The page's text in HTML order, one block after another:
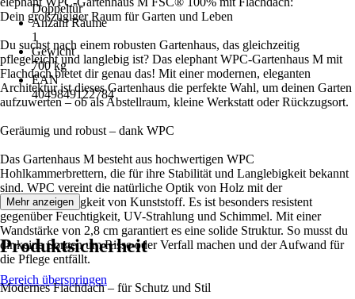
Doppeltür
Anzahl Räume
1
Gewicht
700 kg
EAN
4049849122784
Dein großzügiger Raum für Garten und Leben
Du suchst nach einem robusten Gartenhaus, das gleichzeitig
pflegeleicht und langlebig ist? Das elephant WPC-Gartenhaus M mit
Flachdach bietet dir genau das! Mit einer modernen, eleganten
Architektur ist dieses Gartenhaus die perfekte Wahl, um deinen Garten
aufzuwerten – ob als Abstellraum, kleine Werkstatt oder Rückzugsort.
Geräumig und robust – dank WPC
Das Gartenhaus M besteht aus hochwertigen WPC
Hohlkammerbrettern, die für ihre Stabilität und Langlebigkeit bekannt
sind. WPC vereint die natürliche Optik von Holz mit der
Widerstandsfähigkeit von Kunststoff. Es ist besonders resistent
gegenüber Feuchtigkeit, UV-Strahlung und Schimmel. Mit einer
Wandstärke von 2,8 cm garantiert es eine solide Struktur. So musst du
dir keine Sorgen um Risse oder Verfall machen und der Aufwand für
die Pflege entfällt.
Modernes Flachdach – für Schutz und Stil
Mehr anzeigen
Produktsicherheit
Bereich überspringen